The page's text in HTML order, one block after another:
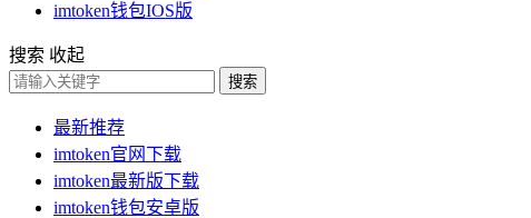
imtoken钱包IOS版
搜索 收起
搜索
最新推荐
imtoken官网下载
imtoken最新版下载
imtoken钱包安卓版